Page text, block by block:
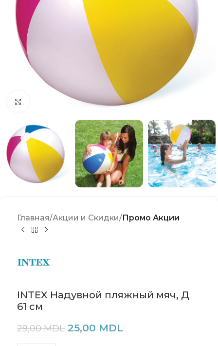
Click to enlarge
Главная Акции и Скидки Промо Акции
INTEX Надувной пляжный мяч, Д
61 см
29,00MDL 25,00 MDL